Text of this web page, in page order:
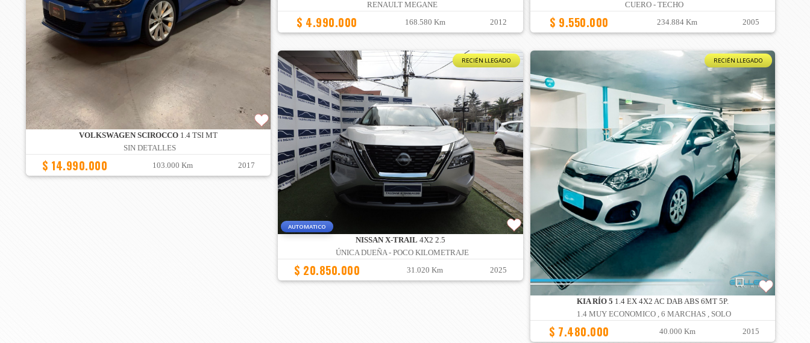
VOLKSWAGEN SCIROCCO 1.4 TSI MT
SIN DETALLES
$ 14.990.000 103.000 Km 2017
RENAULT MEGANE
$ 4.990.000 168.580 Km 2012
CUERO - TECHO
$ 9.550.000 234.884 Km 2005
RECIÉN LLEGADO
AUTOMATICO
NISSAN X-TRAIL 4X2 2.5
ÚNICA DUEÑA - POCO KILOMETRAJE
$ 20.850.000 31.020 Km 2025
RECIÉN LLEGADO
KIA RÍO 5 1.4 EX 4X2 AC DAB ABS 6MT 5P.
1.4 MUY ECONOMICO , 6 MARCHAS , SOLO
$ 7.480.000 40.000 Km 2015